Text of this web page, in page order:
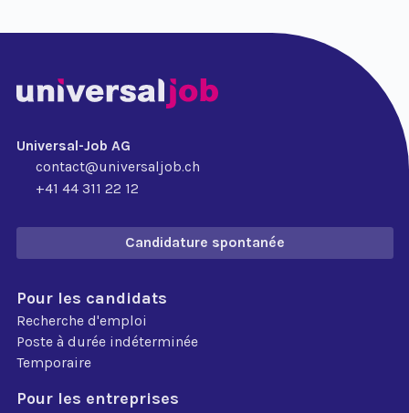
Universal-Job AG
contact@universaljob.ch
+41 44 311 22 12
Candidature spontanée
Pour les candidats
Recherche d'emploi
Poste à durée indéterminée
Temporaire
Pour les entreprises